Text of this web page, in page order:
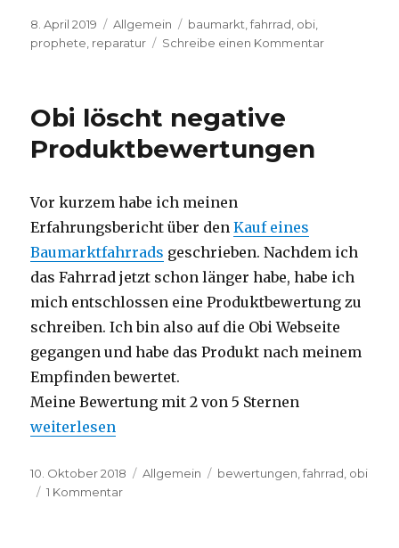
Veröffentlicht
am
8. April 2019 Kategorien
Allgemein Schlagwörter
baumarkt ,fahrrad obi
prophete reparatur Schreibe einen Kommentar
Obi löscht negative
Produktbewertungen
Vor kurzem habe ich meinen
Erfahrungsbericht über denKauf eines
Baumarktfahrrads geschrieben. Nachdem ich
das Fahrrad jetzt schon länger habe, habe ich
mich entschlossen eine Produktbewertung zu
schreiben. Ich bin also auf die Obi Webseite
gegangen und habe das Produkt nach meinem
Empfinden bewertet.
Meine Bewertung mit 2 von 5 Sternen
„Obi löscht negative Produktbewertungen“
weiterlesen
Veröffentlicht
am
10. Oktober 2018 Kategorien
Allgemein Schlagwörter
bewertungen ,fahrrad obi
1 Kommentar